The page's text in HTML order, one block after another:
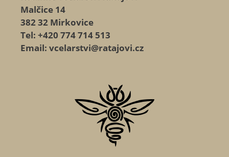
Malčice 14
382 32 Mirkovice
Tel: +420 774 714 513
Email: vcelarstvi@ratajovi.cz